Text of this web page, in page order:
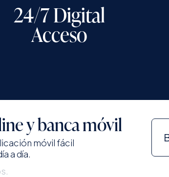
24/7 Digital
Acceso
y banca móvil
móvil fácil
a día.